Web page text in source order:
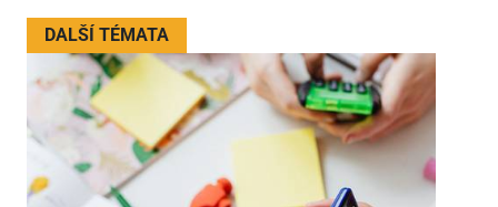
DALŠÍ TÉMATA